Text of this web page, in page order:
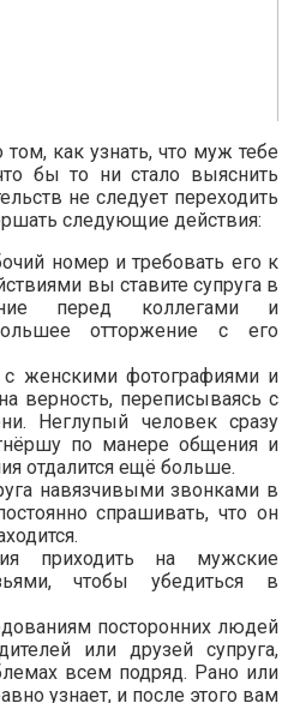
как узнать, что муж тебе
бы то ни стало выяснить
не следует переходить
следующие действия:
номер и требовать его к
вы ставите супруга в
перед коллегами и
отторжение с его
с женскими фотографиями и
верность, переписываясь с
Неглупый человек сразу
по манере общения и
отдалится ещё больше.
навязчивыми звонками в
спрашивать, что он
приходить на мужские
чтобы убедиться в
посторонних людей
или друзей супруга,
всем подряд. Рано или
узнает, и после этого вам